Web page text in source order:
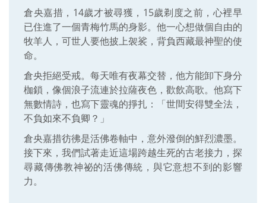
倉央嘉措，14歲才被尋獲，15歲剃度之前，心裡早
已住進了一個青梅竹馬的身影。他一心想做個自由的
牧羊人，可世人要他披上袈裟，背負西藏最神聖的使
命。
倉央拒絕受戒。每天唯有夜幕交替，他方能卸下身分
枷鎖，像個浪子流連於拉薩夜色，歡飲高歌。他寫下
無數情詩，也寫下靈魂的掙扎：「世間安得雙全法，
不負如來不負卿？」
倉央嘉措彷彿是活佛卷軸中，意外潑倒的鮮烈濃墨。
接下來，我們試著走近這場跨越生死的古老接力，探
尋藏傳佛教神祕的活佛傳統，與它意想不到的影響
力。